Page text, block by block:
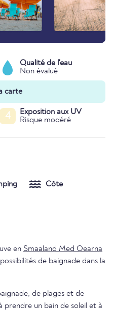
Qualité de l'eau
Non évalué
carte
4
Exposition aux UV
Risque modéré
Côte
en Smaaland Med Oearna
de baignade dans la
de plages et de
prendre un bain de soleil et à